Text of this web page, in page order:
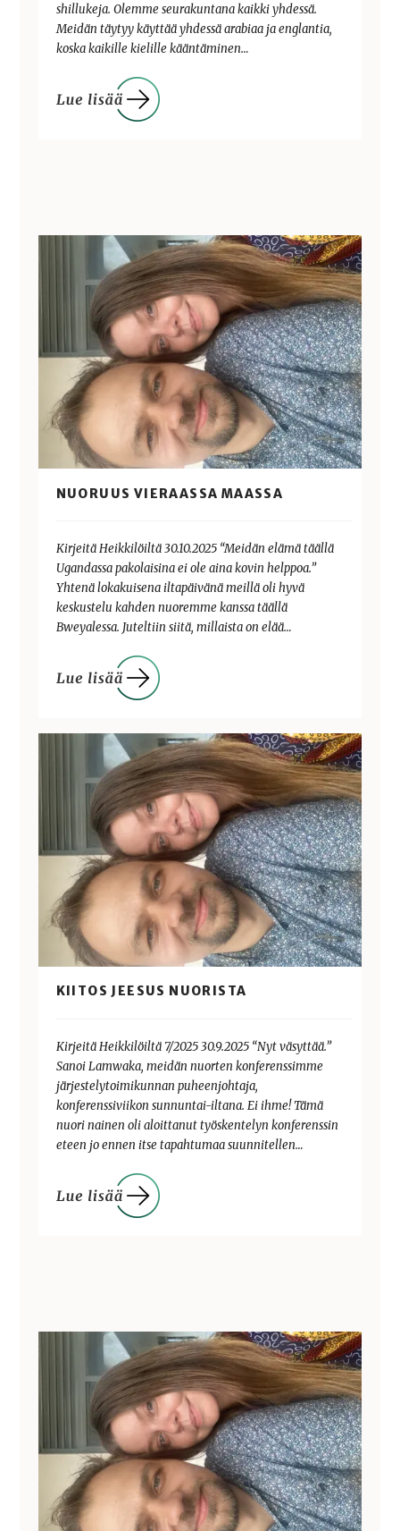
shillukeja. Olemme seurakuntana kaikki yhdessä.
Meidän täytyy käyttää yhdessä arabiaa ja englantia,
koska kaikille kielille kääntäminen…
NUORUUS VIERAASSA MAASSA
Kirjeitä Heikkilöiltä 30.10.2025 “Meidän elämä täällä
Ugandassa pakolaisina ei ole aina kovin helppoa.”
Yhtenä lokakuisena iltapäivänä meillä oli hyvä
keskustelu kahden nuoremme kanssa täällä
Bweyalessa. Juteltiin siitä, millaista on elää…
KIITOS JEESUS NUORISTA
Kirjeitä Heikkilöiltä 7/2025 30.9.2025 “Nyt väsyttää.”
Sanoi Lamwaka, meidän nuorten konferenssimme
järjestelytoimikunnan puheenjohtaja,
konferenssiviikon sunnuntai-iltana. Ei ihme! Tämä
nuori nainen oli aloittanut työskentelyn konferenssin
eteen jo ennen itse tapahtumaa suunnitellen…